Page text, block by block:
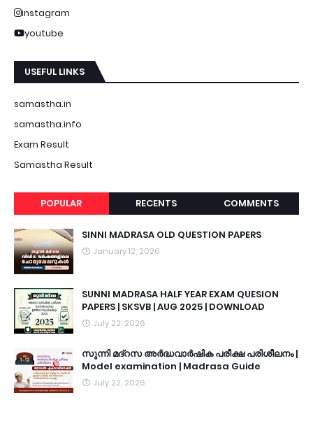
instagram
youtube
USEFUL LINKS
samastha.in
samastha.info
Exam Result
Samastha Result
POPULAR RECENTS COMMENTS
SINNI MADRASA OLD QUESTION PAPERS
January 12, 2026
SUNNI MADRASA HALF YEAR EXAM QUESION
PAPERS | SKSVB | AUG 2025 | DOWNLOAD
July 22, 2026
സുന്നി മദ്റസ അർദ്ധവാർഷിക പരീക്ഷ പരിശീലനം |
Model examination | Madrasa Guide
July 22, 2026